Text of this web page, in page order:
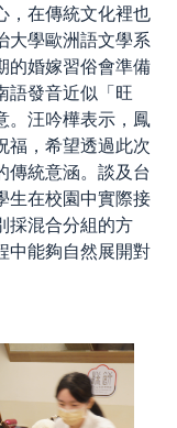
，在傳統文化裡也
大學歐洲語文學系
的婚嫁習俗會準備
語發音近似「旺
。汪吟樺表示，鳳
福，希望透過此次
傳統意涵。談及台
生在校園中實際接
採混合分組的方
中能夠自然展開對